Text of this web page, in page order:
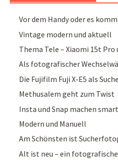
Vor dem Handy oder es
Vintage modern und aktuell
Thema Tele – Xiaomi 15t Pro
Als fotografischer
Die Fujifilm Fuji X-E5 als
Methusalem geht zum Twist
Insta und Snap machen
Modern und Manuell
Am Schönsten ist
Alt ist neu – ein